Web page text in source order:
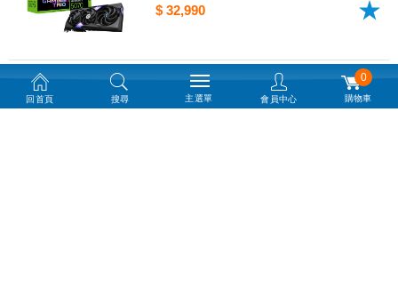
$ 32,990
限搭機!微星 RTX5080 16G GAMING
TRIO (2625MHz/1H3DP/33.8cm/三風
回首頁 搜尋 主選單 會員中心
0
購物車